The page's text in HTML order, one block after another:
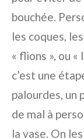
bouchée.
les coques,
« flions », ou
c’est une
palourdes, un
de mal à
la vase. On